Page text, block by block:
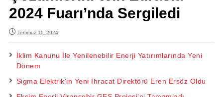
2024 Fuarı’nda Sergiledi
Temmuz 11, 2024
İklim Kanunu İle Yenilenebilir Enerji Yatırımlarında Yeni
Dönem
Sigma Elektrik’in Yeni İhracat Direktörü Eren Ersöz Oldu